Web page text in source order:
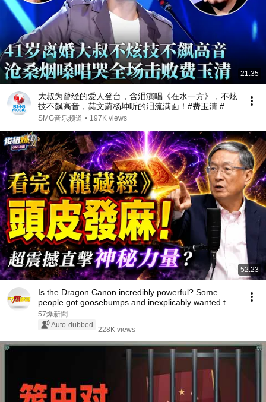
21:35
大叔为曾经的爱人登台，含泪演唱《在水一方》，不炫
技不飙高音，莫文蔚杨坤听的泪流满面！#费玉清 #任
柏儒 #天籁之战1 精华版 clip
SMG音乐频道 • 197K views
52:23
Is the Dragon Canon incredibly powerful? Some
people got goosebumps and inexplicably wanted to
cr...
57爆新聞
Auto-dubbed
228K views